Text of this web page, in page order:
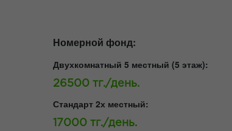
Номерной фонд:
Двухкомнатный 5 местный (5 этаж):
26500 тг./день.
Стандарт 2х местный:
17000 тг./день.